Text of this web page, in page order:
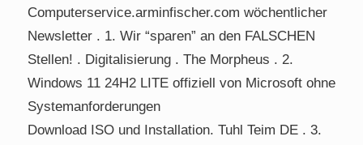
Computerservice.arminfischer.com wöchentlicher
Newsletter . 1. Wir “sparen” an den FALSCHEN
Stellen! . Digitalisierung . The Morpheus . 2.
Windows 11 24H2 LITE offiziell von Microsoft ohne
Systemanforderungen
Download ISO und Installation. Tuhl Teim DE . 3.